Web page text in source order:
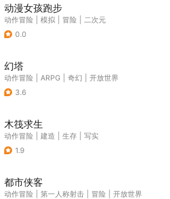
动漫女孩跑步
动作冒险 模拟 冒险
二次元
0.0
幻塔
动作冒险 ARPG 奇幻
开放世界
3.6
木筏求生
动作冒险 建造 生存
写实
1.9
都市侠客
动作冒险 第一人称射击 冒险
开放世界